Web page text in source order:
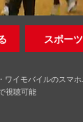
スポー
ワイモバイルのスマ
視聴可能